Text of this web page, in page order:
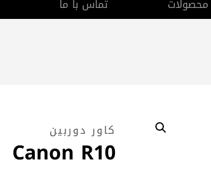
محصولات تماس با ما
کاور دوربین
Canon R10